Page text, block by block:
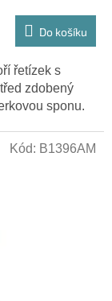
Do košíku
řetízek s
zdobený
sponu.
Kód: B1396AM